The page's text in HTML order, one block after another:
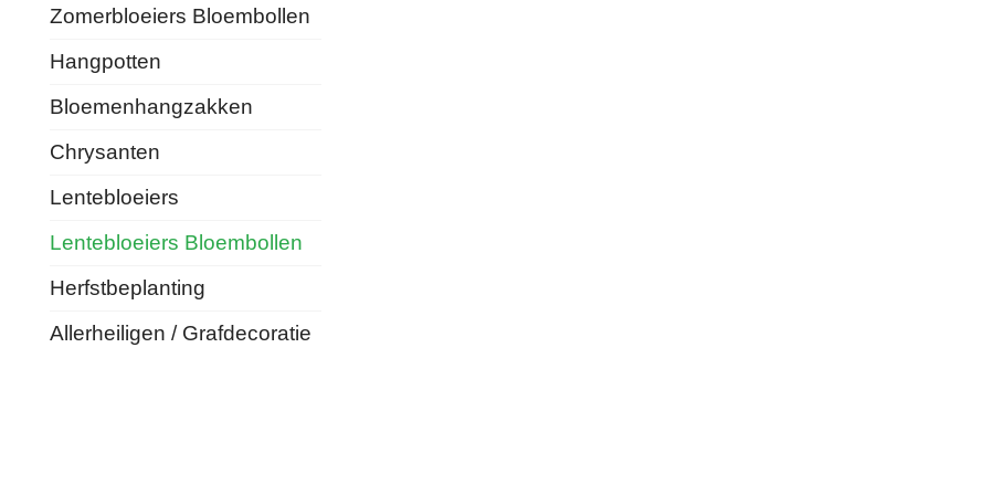
Zomerbloeiers Bloembollen
Hangpotten
Bloemenhangzakken
Chrysanten
Lentebloeiers
Lentebloeiers Bloembollen
Herfstbeplanting
Allerheiligen / Grafdecoratie